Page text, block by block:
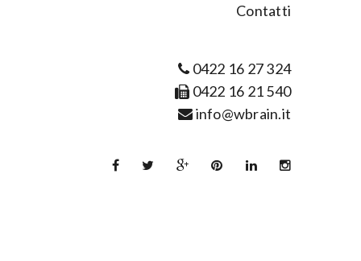
Contatti
0422 16 27 324
0422 16 21 540
info@wbrain.it